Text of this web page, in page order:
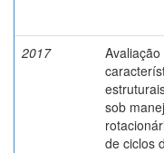
2017
Avaliação
sob
de ciclos